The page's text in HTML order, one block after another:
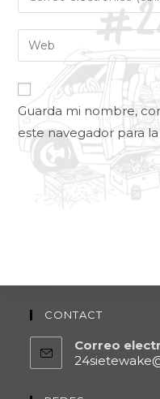
Guarda mi nombre,
este navegador para
CONTACT
Correo